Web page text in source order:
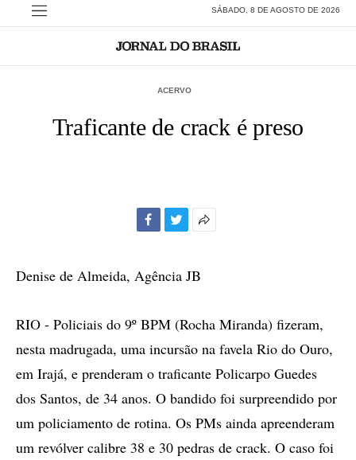
SÁBADO, 8 DE AGOSTO DE 2026
ACERVO
Traficante de crack é preso
compartilhamento
Denise de Almeida, Agência JB
RIO - Policiais do 9º BPM (Rocha Miranda) fizeram,
nesta madrugada, uma incursão na favela Rio do Ouro,
em Irajá, e prenderam o traficante Policarpo Guedes
dos Santos, de 34 anos. O bandido foi surpreendido por
um policiamento de rotina. Os PMs ainda apreenderam
um revólver calibre 38 e 30 pedras de crack. O caso foi